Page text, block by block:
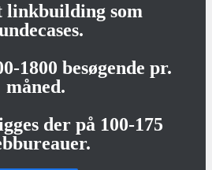
som
1800 besøgende pr.
måned.
der på 100-175